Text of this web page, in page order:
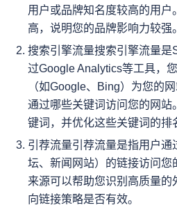
用户或品牌知名度较高的用户
高，说明您的品牌影响力较强。
搜索引擎流量搜索引擎流量是
过Google Analytics等工具，
（如Google、Bing）为您的
通过哪些关键词访问您的网站
键词，并优化这些关键词的排
引荐流量引荐流量是指用户
坛、新闻网站）的链接访问您
来源可以帮助您识别高质量的
向链接策略是否有效。